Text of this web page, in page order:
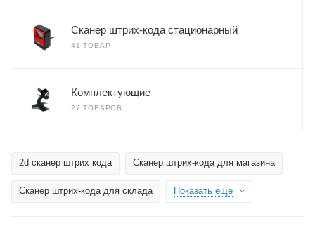
Сканер штрих-кода стационарный
41 ТОВАР
Комплектующие
27 ТОВАРОВ
2d сканер штрих кода Сканер штрих-кода для магазина
Сканер штрих-кода для склада Показать еще